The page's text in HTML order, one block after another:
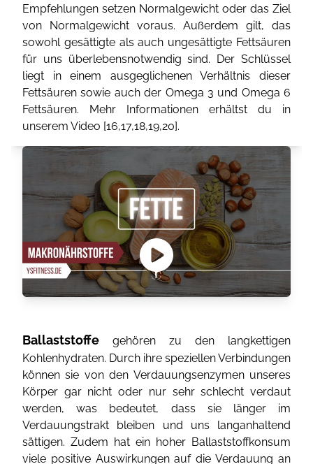
Empfehlungen setzen Normalgewicht oder das Ziel
von Normalgewicht voraus. Außerdem gilt, das
sowohl gesättigte als auch ungesättigte Fettsäuren
für uns überlebensnotwendig sind. Der Schlüssel
liegt in einem ausgeglichenen Verhältnis dieser
Fettsäuren sowie auch der Omega 3 und Omega 6
Fettsäuren. Mehr Informationen erhältst du in
unserem Video [16,17,18,19,20].
Ballaststoffe gehören zu den langkettigen
Kohlenhydraten. Durch ihre speziellen Verbindungen
können sie von den Verdauungsenzymen unseres
Körper gar nicht oder nur sehr schlecht verdaut
werden, was bedeutet, dass sie länger im
Verdauungstrakt bleiben und uns langanhaltend
sättigen. Zudem hat ein hoher Ballaststoffkonsum
viele positive Auswirkungen auf die Verdauung an